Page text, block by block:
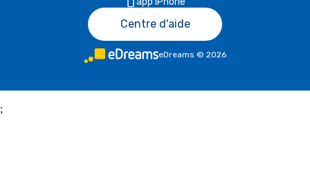
Centre d'aide
eDreams © 2026
;